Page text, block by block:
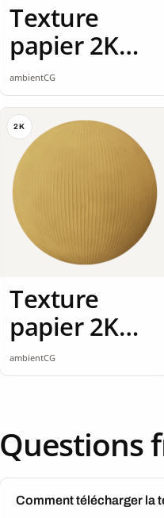
Texture
papier 2K
seamless
ambientCG
2K
Texture
papier 2K
seamless
ambientCG
Questions
Comment télécharger la